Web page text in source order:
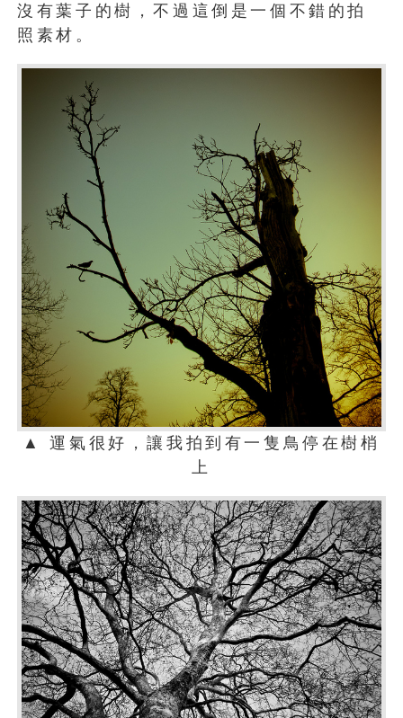
沒有葉子的樹，不過這倒是一個不錯的拍
照素材。
▲ 運氣很好，讓我拍到有一隻鳥停在樹梢
上